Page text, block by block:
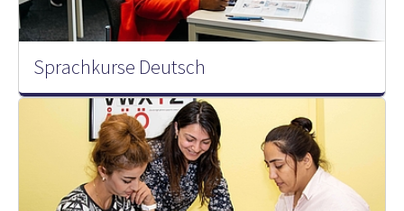
Sprachkurse Deutsch